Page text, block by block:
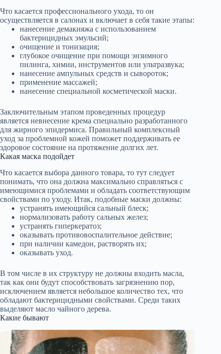
Что касается профессионального ухода, то он
осуществляется в салонах и включает в себя такие этапы:
нанесение демакияжа с использованием
бактерицидных эмульсий;
очищение и тонизация;
глубокое очищение при помощи энзимного
пилинга, химии, инструментов или ультразвука;
нанесение ампульных средств и сывороток;
применение массажей;
нанесение специальной косметической маски.
Заключительным этапом проведенных процедур
является невнесение крема специально разработанного
для жирного эпидермиса. Правильный комплексный
уход за проблемной кожей поможет поддерживать ее
здоровое состояние на протяжение долгих лет.
Какая маска подойдет
Что касается выбора данного товара, то тут следует
понимать, что она должна максимально справляться с
имеющимися проблемами и обладать соответствующим
свойствами по уходу. Итак, подобные маски должны:
устранять имеющийся сальный блеск;
нормализовать работу сальных желез;
устранять гиперкератоз;
оказывать противовоспалительное действие;
при наличии камедон, растворять их;
оказывать уход.
В том числе в их структуру не должны входить масла,
так как они будут способствовать загрязнению пор,
исключением является небольшое количество тех, что
обладают бактерицидными свойствами. Среди таких
выделяют масло чайного дерева.
Какие бывают